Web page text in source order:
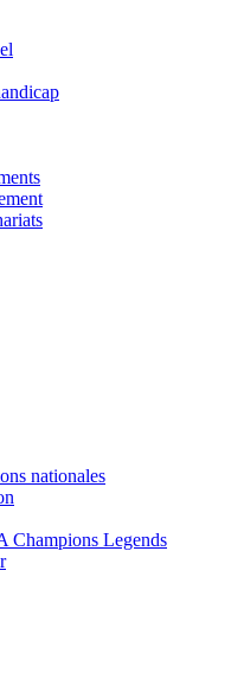
nationales
Champions Legends